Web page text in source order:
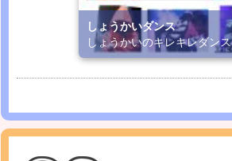
しょうかいダンス
しょうかいのキレキレダンス